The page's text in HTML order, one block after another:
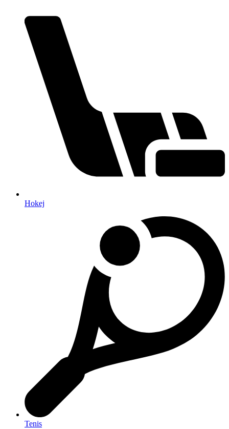
Hokej
Tenis